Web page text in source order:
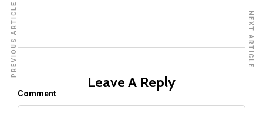
Leave A Reply
Comment
PREVIOUS ARTICLE NEXT ARTICLE